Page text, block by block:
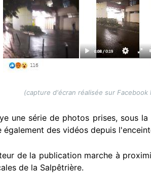
(capture d'écran réalisée sur Facebook
une série de photos prises, sous
des vidéos depuis
de la publication marche à
de la Salpêtrière.